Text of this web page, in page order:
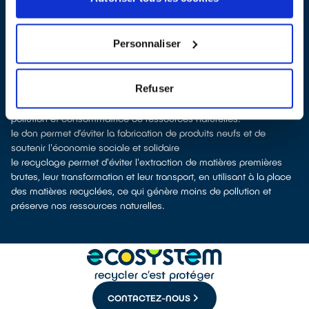
Personnaliser
Refuser
reprise en magasinparfois même sans condition d’achat selon
les points de vente
, nous remettent ensuite les appareils collectés afin
que nous procédions à leur dépollution et leur recyclage.
Recycler, c’est économiser les ressources et réduire l’impact
La production d’appareils électriques neufs est émettrice de
pollution et consommatrice de ressources naturelles.
le don permet d’éviter la fabrication de produits neufs et de
soutenir l'économie sociale et solidaire
le recyclage permet d'éviter l'extraction de matières premières
brutes, leur transformation et leur transport, en utilisant à la place
des matières recyclées, ce qui génère moins de pollution et
préserve nos ressources naturelles.
CONTACTEZ-NOUS